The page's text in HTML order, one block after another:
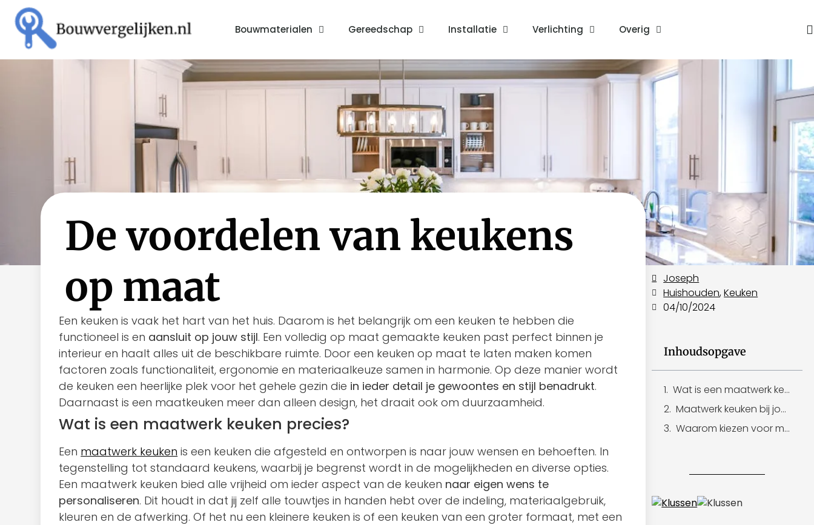
Bouwmaterialen Gereedschap Installatie Verlichting Overig
De voordelen van keukens
op maat
Een keuken is vaak het hart van het huis. Daarom is het belangrijk om een keuken te hebben die
functioneel is en aansluit op jouw stijl. Een volledig op maat gemaakte keuken past perfect binnen je
interieur en haalt alles uit de beschikbare ruimte. Door een keuken op maat te laten maken komen
factoren zoals functionaliteit, ergonomie en materiaalkeuze samen in harmonie. Op deze manier wordt
de keuken een heerlijke plek voor het gehele gezin die in ieder detail je gewoontes en stijl benadrukt.
Daarnaast is een maatkeuken meer dan alleen design, het draait ook om duurzaamheid.
Wat is een maatwerk keuken precies?
Een maatwerk keuken is een keuken die afgesteld en ontworpen is naar jouw wensen en behoeften. In
tegenstelling tot standaard keukens, waarbij je begrenst wordt in de mogelijkheden en diverse opties.
Een maatwerk keuken bied alle vrijheid om ieder aspect van de keuken naar eigen wens te
personaliseren. Dit houdt in dat jij zelf alle touwtjes in handen hebt over de indeling, materiaalgebruik,
kleuren en de afwerking. Of het nu een kleinere keuken is of een keuken van een groter formaat, met een
Joseph
Huishouden,Keuken
04/10/2024
Inhoudsopgave
Wat is een maatwerk keuken precies?
Maatwerk keuken bij jouw in de omgeving
Waarom kiezen voor maatwerk?